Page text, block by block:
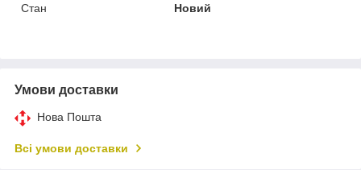
Стан
Новий
Умови доставки
Нова Пошта
Всі умови доставки